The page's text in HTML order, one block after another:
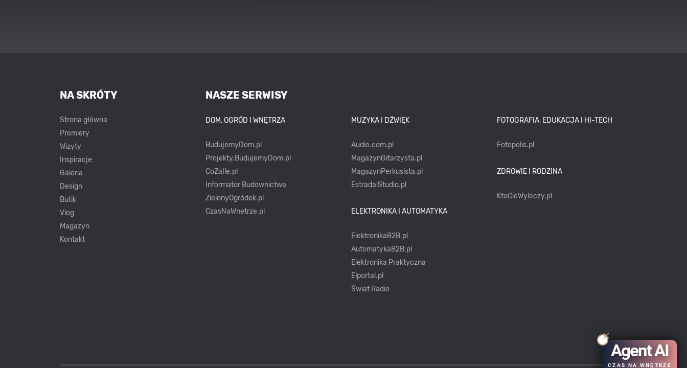
NASZE SERWISY
DOM, OGRÓD I WNĘTRZA
BudujemyDom.pl
Projekty.BudujemyDom.pl
CoZaIle.pl
Informator Budownictwa
ZielonyOgródek.pl
CzasNaWnetrze.pl
MUZYKA I DŹWIĘK
Audio.com.pl
MagazynGitarzysta.pl
MagazynPerkusista.pl
EstradaiStudio.pl
ELEKTRONIKA I AUTOMATYKA
ElektronikaB2B.pl
AutomatykaB2B.pl
Elektronika Praktyczna
Elportal.pl
Świat Radio
FOTOGRAFIA, EDUKACJA I HI-TECH
Fotopolis.pl
ZDROWIE I RODZINA
KtoCieWyleczy.pl
NA SKRÓTY
Strona główna
Premiery
Wizyty
Inspiracje
Galeria
Design
Butik
Vlog
Magazyn
Kontakt
Agent AI
CZAS NA WNĘTRZE